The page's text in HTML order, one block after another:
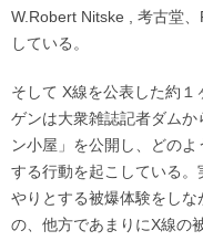
W.Robert Nitske , 考古堂
している。
そして X線を公表した約１
ゲンは大衆雑誌記者ダム
ン小屋」を公開し、どの
する行動を起こしている
やりとする被爆体験をし
の、他方であまりにX線の